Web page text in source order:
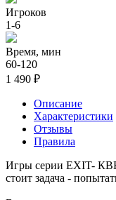
Игроков
1-6
Время, мин
60-120
1 490 ₽
Описание
Характеристики
Отзывы
Правила
Игры серии EXIT-
стоит задача -